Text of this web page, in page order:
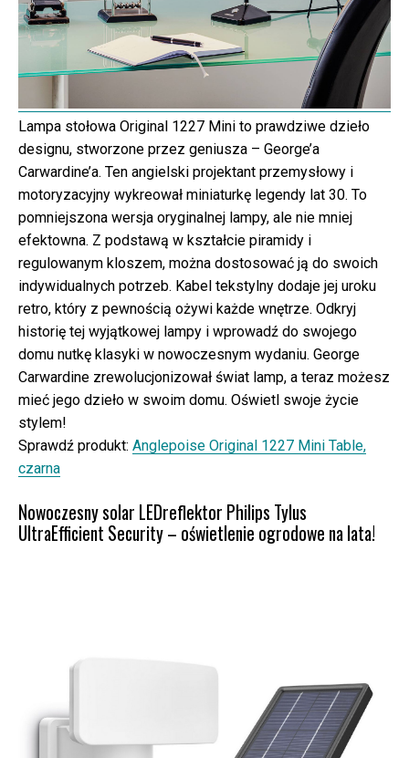
Lampa stołowa Original 1227 Mini to prawdziwe dzieło
designu, stworzone przez geniusza – George’a
Carwardine’a. Ten angielski projektant przemysłowy i
motoryzacyjny wykreował miniaturkę legendy lat 30. To
pomniejszona wersja oryginalnej lampy, ale nie mniej
efektowna. Z podstawą w kształcie piramidy i
regulowanym kloszem, można dostosować ją do swoich
indywidualnych potrzeb. Kabel tekstylny dodaje jej uroku
retro, który z pewnością ożywi każde wnętrze. Odkryj
historię tej wyjątkowej lampy i wprowadź do swojego
domu nutkę klasyki w nowoczesnym wydaniu. George
Carwardine zrewolucjonizował świat lamp, a teraz możesz
mieć jego dzieło w swoim domu. Oświetl swoje życie
stylem!
Sprawdź produkt: Anglepoise Original 1227 Mini Table,
czarna
Nowoczesny solar LEDreflektor Philips Tylus
UltraEfficient Security – oświetlenie ogrodowe na lata!